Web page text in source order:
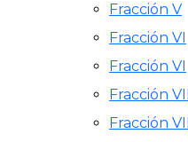
Fracción V
Fracción VI
Fracción VI
Fracción VII
Fracción VII